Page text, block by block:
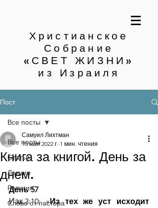
Христианское
Собрание
«СВЕТ ЖИЗНИ»
из Израиля
Пост
Все посты
Статьи
Лекции
Религия
Слово от пастора
Все посты
Книга за книгой. День за
днем.
Самуил Лихтман
10 мая 2022 г. 1 мин. чтения
День 57
Иак.3:10: «Из тех же уст исходит